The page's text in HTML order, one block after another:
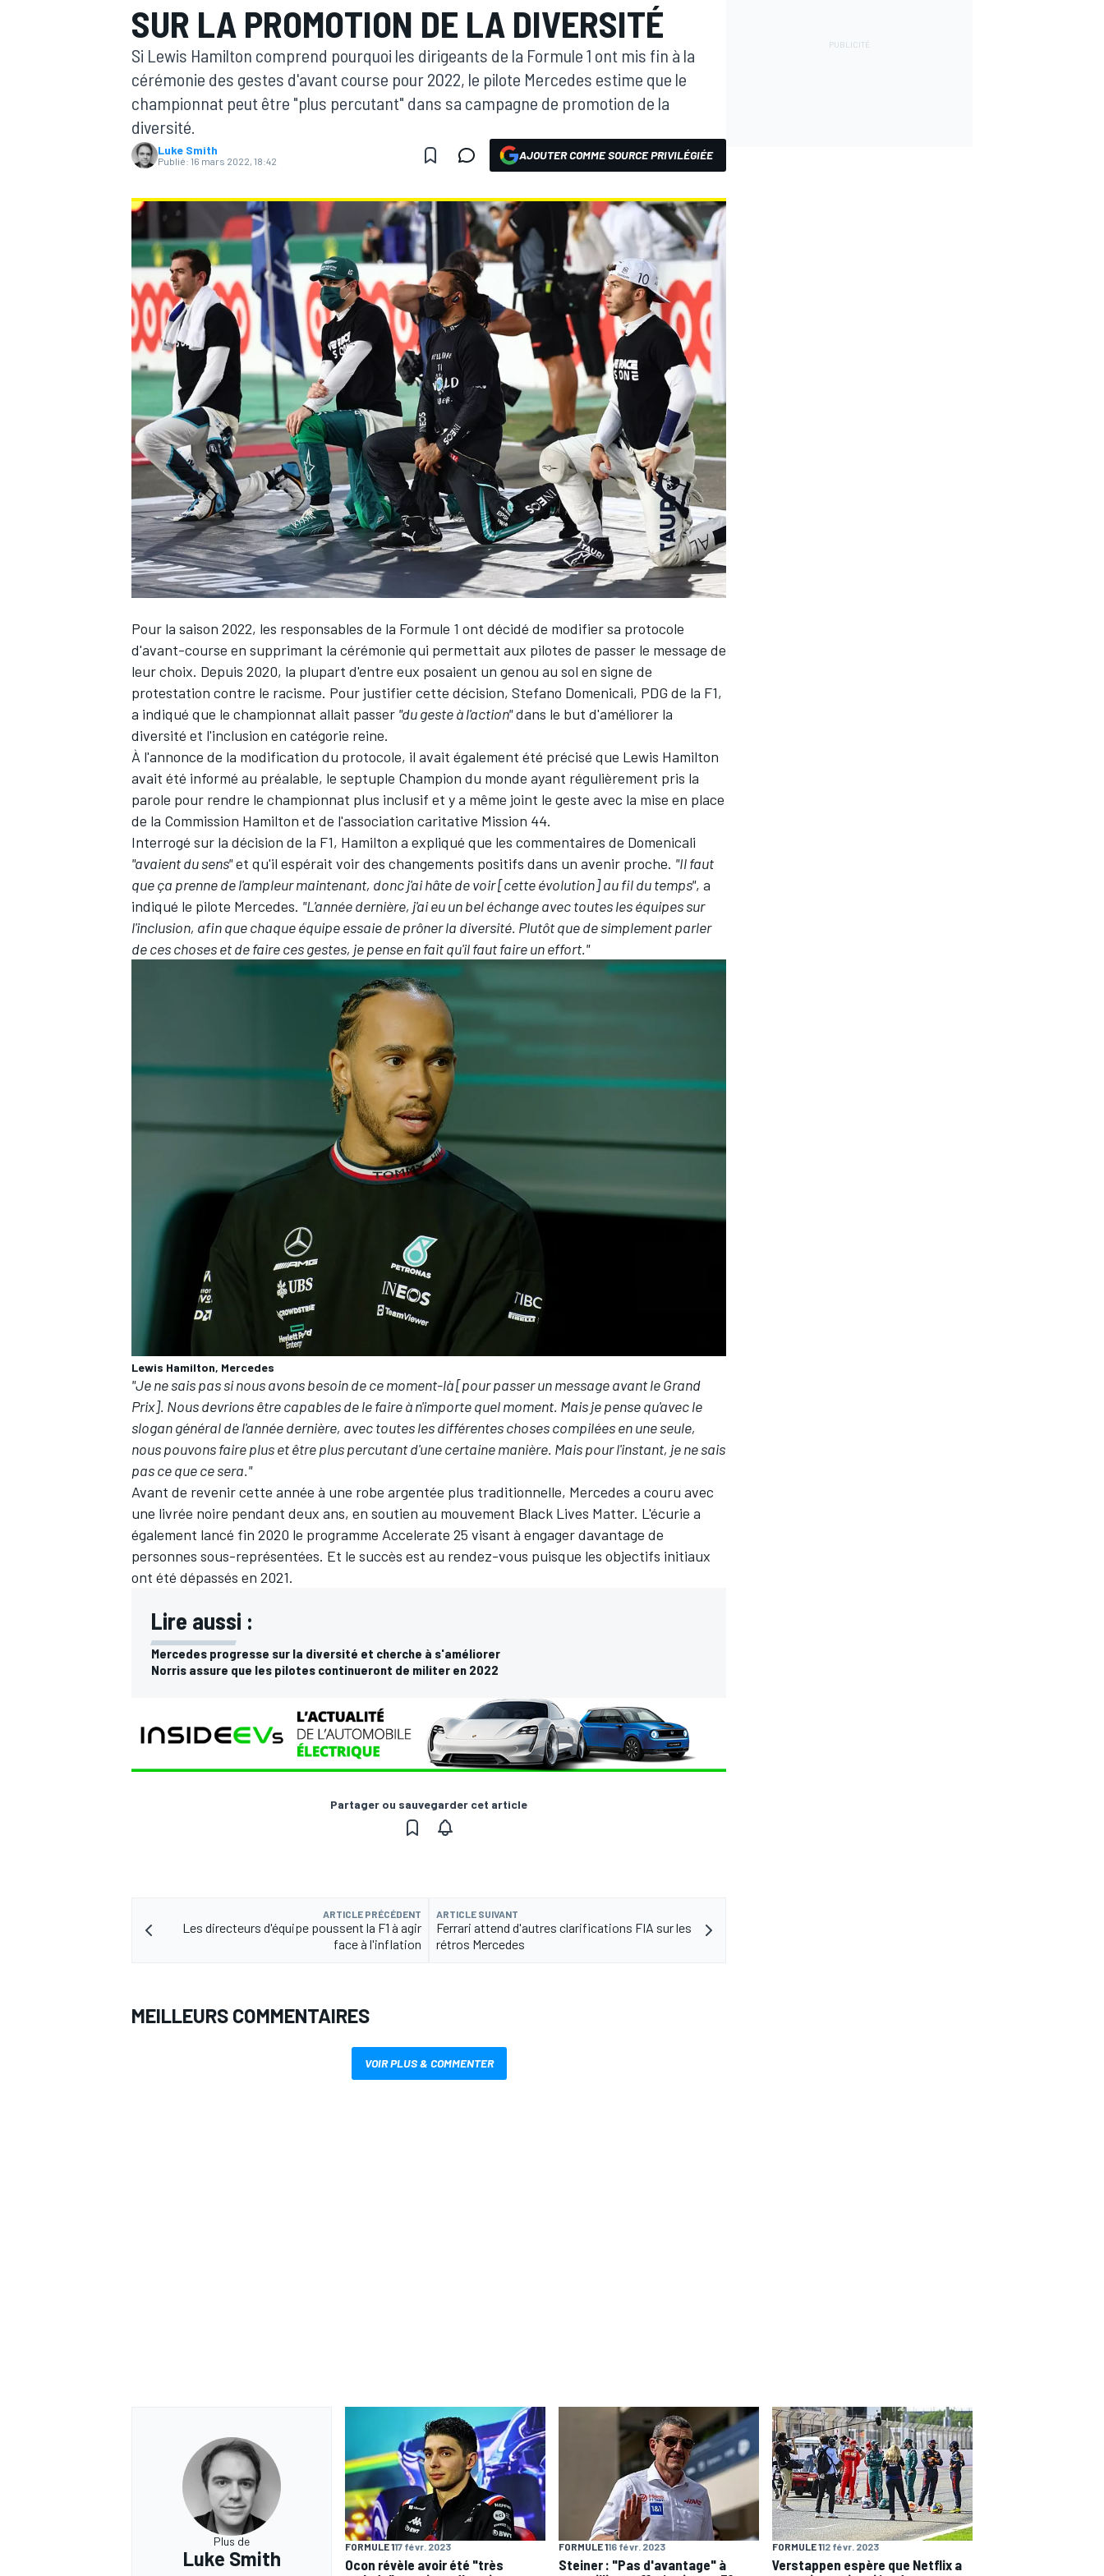
MOTOGP
WRC
WEC
AUTRES CHAMPIONNATS
SUR LA PROMOTION DE LA DIVERSITÉ
Si Lewis Hamilton comprend pourquoi les dirigeants de la Formule 1 ont mis fin à la
cérémonie des gestes d'avant course pour 2022, le pilote Mercedes estime que le
championnat peut être "plus percutant" dans sa campagne de promotion de la
diversité.
Luke Smith
Publié: 16 mars 2022, 18:42 AJOUTER COMME SOURCE PRIVILÉGIÉE
Pour la saison 2022, les responsables de la Formule 1 ont décidé de modifier sa protocole
d'avant-course en supprimant la cérémonie qui permettait aux pilotes de passer le message de
leur choix. Depuis 2020, la plupart d'entre eux posaient un genou au sol en signe de
protestation contre le racisme. Pour justifier cette décision, Stefano Domenicali, PDG de la F1,
a indiqué que le championnat allait passer "du geste à l'action"dans le but d'améliorer la
diversité et l'inclusion en catégorie reine.
À l'annonce de la modification du protocole, il avait également été précisé que Lewis Hamilton
avait été informé au préalable, le septuple Champion du monde ayant régulièrement pris la
parole pour rendre le championnat plus inclusif et y a même joint le geste avec la mise en place
de la Commission Hamilton et de l'association caritative Mission 44.
Interrogé sur la décision de la F1, Hamilton a expliqué que les commentaires de Domenicali
"avaient du sens"et qu'il espérait voir des changements positifs dans un avenir proche. "Il faut
que ça prenne de l'ampleur maintenant, donc j'ai hâte de voir [cette évolution] au fil du temps", a
indiqué le pilote Mercedes. "L'année dernière, j'ai eu un bel échange avec toutes les équipes sur
l'inclusion, afin que chaque équipe essaie de prôner la diversité. Plutôt que de simplement parler
de ces choses et de faire ces gestes, je pense en fait qu'il faut faire un effort."
Lewis Hamilton, Mercedes
"Je ne sais pas si nous avons besoin de ce moment-là [pour passer un message avant le Grand
Prix]. Nous devrions être capables de le faire à n'importe quel moment. Mais je pense qu'avec le
slogan général de l'année dernière, avec toutes les différentes choses compilées en une seule,
nous pouvons faire plus et être plus percutant d'une certaine manière. Mais pour l'instant, je ne sais
pas ce que ce sera."
Avant de revenir cette année à une robe argentée plus traditionnelle, Mercedes a couru avec
une livrée noire pendant deux ans, en soutien au mouvement Black Lives Matter. L'écurie a
également lancé fin 2020 le programme Accelerate 25 visant à engager davantage de
personnes sous-représentées. Et le succès est au rendez-vous puisque les objectifs initiaux
ont été dépassés en 2021.
Lire aussi :
Mercedes progresse sur la diversité et cherche à s'améliorer
Norris assure que les pilotes continueront de militer en 2022
Partager ou sauvegarder cet article
ARTICLE PRÉCÉDENT
Les directeurs d'équipe poussent la F1 à agir
face à l'inflation
ARTICLE SUIVANT
Ferrari attend d'autres clarifications FIA sur les
rétros Mercedes
MEILLEURS COMMENTAIRES
VOIR PLUS & COMMENTER
Plus de
Luke Smith
FORMULE 117 févr. 2023
Ocon révèle avoir été "très
FORMULE 116 févr. 2023
Steiner : "Pas d'avantage" à
FORMULE 112 févr. 2023
Verstappen espère que Netflix a